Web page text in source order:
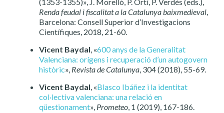
Renda feudal i fiscalitat a la Catalunya baixmedieval,
Barcelona: Consell Superior d’Investigacions
Científiques, 2018, 21-60.
Vicent Baydal, «600 anys de la Generalitat
Valenciana: orígens i recuperació d’un autogovern
històric», Revista de Catalunya, 304 (2018), 55-69.
Vicent Baydal, «Blasco Ibáñez i la identitat
col·lectiva valenciana: una relació en
qüestionament», Prometeo, 1 (2019), 167-186.